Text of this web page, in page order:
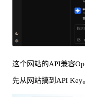
这个网站的API兼容
先从网站搞到API Key